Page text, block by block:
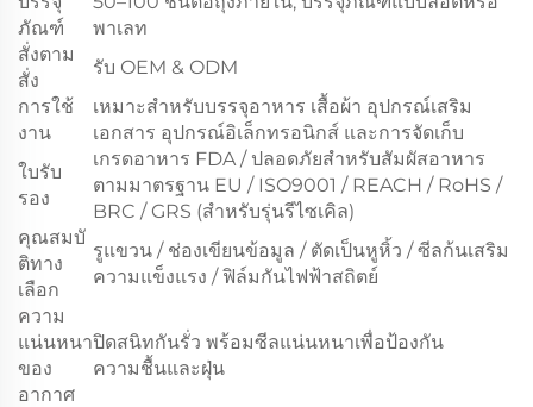
ภัณฑ์
พาเลท
สั่งตาม
สั่ง
รับ OEM & ODM
การใช้
งาน
เหมาะสำหรับบรรจุอาหาร เสื้อผ้า อุปกรณ์เสริม
เอกสาร อุปกรณ์อิเล็กทรอนิกส์ และการจัดเก็บ
ใบรับ
รอง
เกรดอาหาร FDA / ปลอดภัยสำหรับสัมผัสอาหาร
ตามมาตรฐาน EU / ISO9001 / REACH / RoHS /
BRC / GRS (สำหรับรุ่นรีไซเคิล)
คุณสมบั
ติทาง
เลือก
รูแขวน / ช่องเขียนข้อมูล / ตัดเป็นหูหิ้ว / ซีลก้นเสริม
ความแข็งแรง / ฟิล์มกันไฟฟ้าสถิตย์
ความ
แน่นหนา
ของ
อากาศ
ปิดสนิทกันรั่ว พร้อมซีลแน่นหนาเพื่อป้องกัน
ความชื้นและฝุ่น